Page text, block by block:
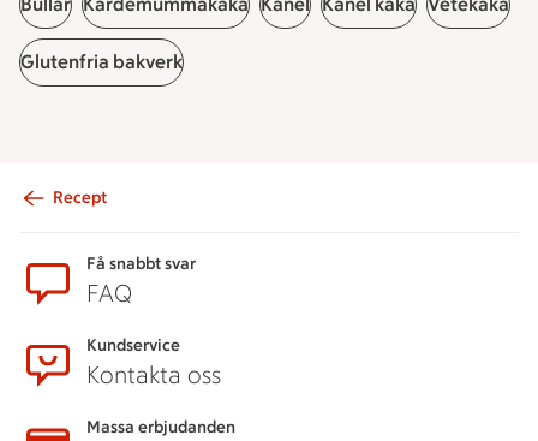
Glutenfria bakverk
Recept
Få snabbt svar
FAQ
Kundservice
Kontakta oss
Massa erbjudanden